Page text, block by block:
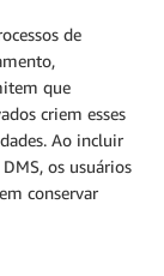
de
que
criem esses
Ao incluir
os usuários
conservar